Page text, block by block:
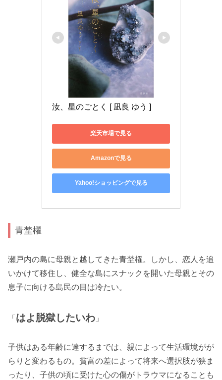
汝、星のごとく [ 凪良 ゆう ]
楽天市場で見る
Amazonで見る
Yahoo!ショッピングで見る
青埜櫂
瀬戸内の島に母親と越してきた青埜櫂。しかし、恋人を追
いかけて移住し、健全な島にスナックを開いた母親とその
息子に向ける島民の目は冷たい。
「 はよ脱獄したいわ 」
子供はある年齢に達するまでは、親によって生活環境がが
らりと変わるもの。貧富の差によって将来へ選択肢が狭ま
ったり、子供の頃に受けた心の傷がトラウマになることも